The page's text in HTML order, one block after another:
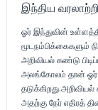
இந்திய
ஓர் இந்துவின்
மூடநம்பிக்கைகளும்
அறிவியல் கண்டு
அலங்கோலம் தான் ஓர்
அதற்கு நேர் எதிரத்